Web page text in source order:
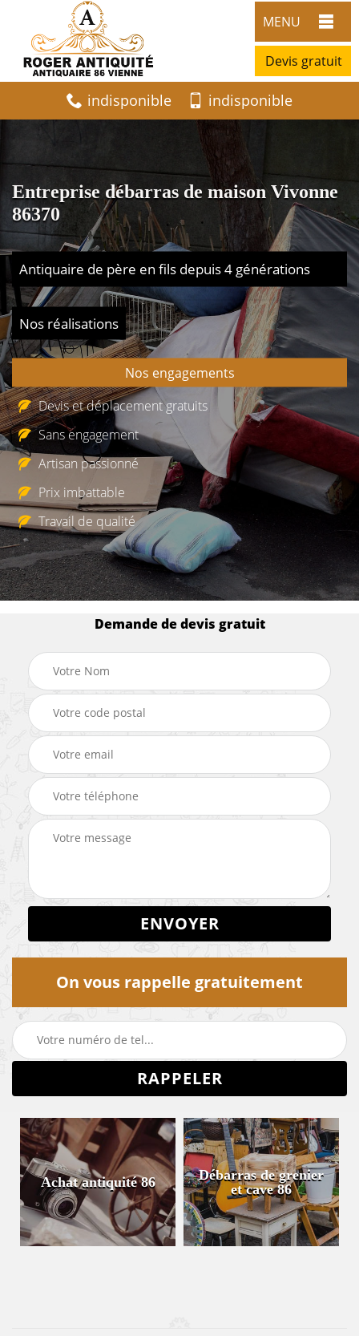
MENU
Devis gratuit
indisponible indisponible
Entreprise débarras de maison Vivonne
86370
Antiquaire de père en fils depuis 4 générations
Nos réalisations
Nos engagements
Devis et déplacement gratuits
Sans engagement
Artisan passionné
Prix imbattable
Travail de qualité
Demande de devis gratuit
On vous rappelle gratuitement
Achat antiquité 86
Débarras de grenier
et cave 86